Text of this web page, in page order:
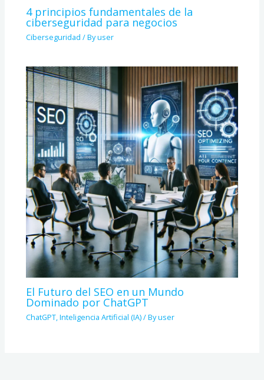
4 principios fundamentales de la
ciberseguridad para negocios
Ciberseguridad / Byuser
El Futuro del SEO en un Mundo
Dominado por ChatGPT
ChatGPT,Inteligencia Artificial (IA)/ Byuser